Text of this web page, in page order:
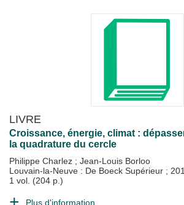
LIVRE
Croissance, énergie, climat :
la quadrature du cercle
Philippe Charlez ; Jean-Louis Borloo
Louvain-la-Neuve : De Boeck Supérieur ;
1 vol. (204 p.)
Plus d'information...